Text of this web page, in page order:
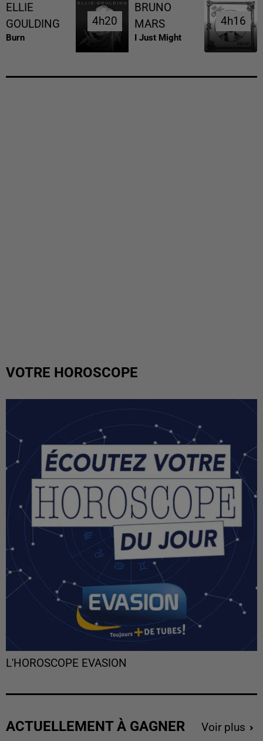
ELLIE
GOULDING
Burn
4h20
4h20
BRUNO
MARS
I Just Might
4h16
4h16
VOTRE HOROSCOPE
L'HOROSCOPE EVASION
ACTUELLEMENT À GAGNER Voir plus